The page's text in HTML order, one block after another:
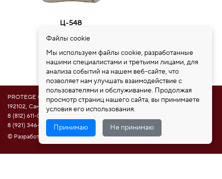
Ц-548
11650 руб.
PROTEGE ®
192102, Санкт-Петербург, ул. Самойловой 5, ПСК "Нобелевская дорога"
8 (812) 611-08-81
8 (921) 346-85-39
© Разработка сайта НАМ ИНТЕРЕСНО
Файлы cookie
Мы используем файлы cookie, разработанные
нашими специалистами и третьими лицами, для
анализа событий на нашем веб-сайте, что
позволяет нам улучшать взаимодействие с
пользователями и обслуживание. Продолжая
просмотр страниц нашего сайта, вы принимаете
условия его использования.
Принимаю Не принимаю